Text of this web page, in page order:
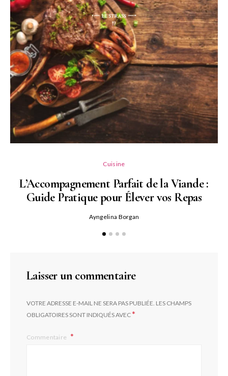
Cuisine
L’Accompagnement Parfait de la Viande :
Guide Pratique pour Élever vos Repas
Ayngelina Borgan
Laisser un commentaire
VOTRE ADRESSE E-MAIL NE SERA PAS PUBLIÉE. LES CHAMPS
OBLIGATOIRES SONT INDIQUÉS AVEC*
Commentaire